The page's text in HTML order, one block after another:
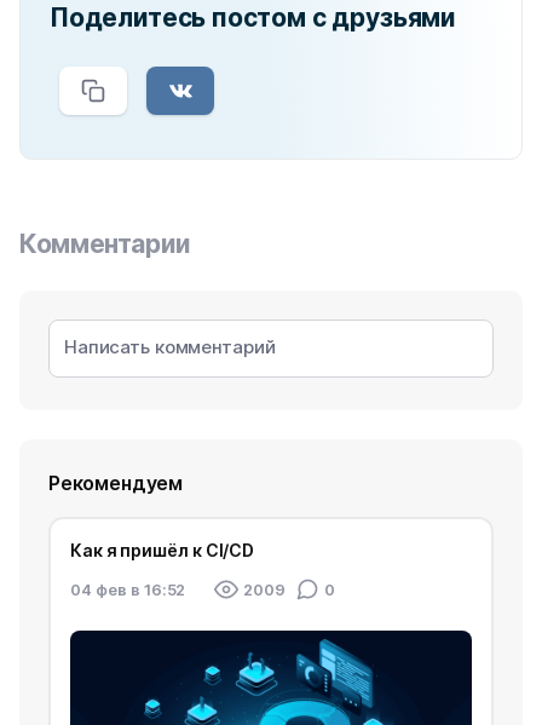
Поделитесь постом с друзьями
Комментарии
Рекомендуем
Как я пришёл к CI/CD
04 фев в 16:52 2009 0